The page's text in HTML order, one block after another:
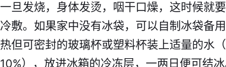
一旦发烧，身体发烫，咽干口燥，这时候就
冷敷。如果家中没有冰袋，可以自制冰袋备
热但可密封的玻璃杯或塑料杯装上适量的水
10%），放进冰箱的冷冻层，一两日便可结